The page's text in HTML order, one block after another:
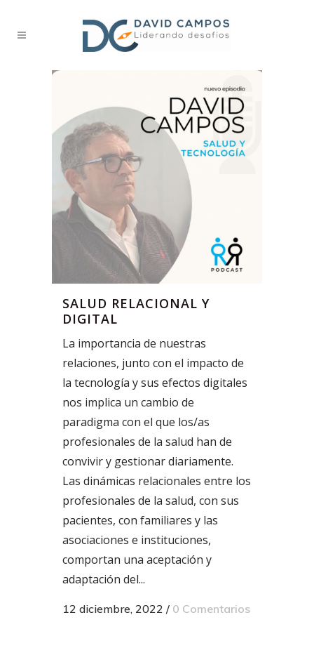
SALUD RELACIONAL Y
DIGITAL
La importancia de nuestras
relaciones, junto con el impacto de
la tecnología y sus efectos digitales
nos implica un cambio de
paradigma con el que los/as
profesionales de la salud han de
convivir y gestionar diariamente.
Las dinámicas relacionales entre los
profesionales de la salud, con sus
pacientes, con familiares y las
asociaciones e instituciones,
comportan una aceptación y
adaptación del...
12 diciembre, 2022 / 0 Comentarios